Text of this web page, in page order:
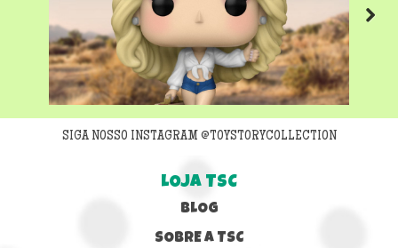
Next
SIGA NOSSO INSTAGRAM @TOYSTORYCOLLECTION
LOJA TSC
BLOG
SOBRE A TSC